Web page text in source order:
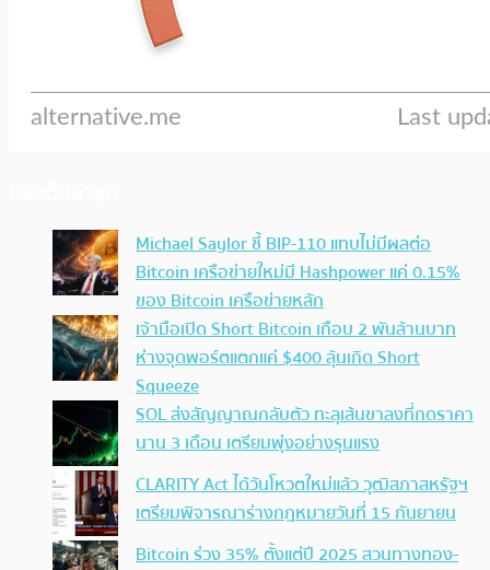
Michael Saylor ชี้ BIP-110 แทบไม่มีผลต่อ
Bitcoin เครือข่ายใหม่มี Hashpower แค่ 0.15%
ของ Bitcoin เครือข่ายหลัก
เจ้ามือเปิด Short Bitcoin เกือบ 2 พันล้านบาท
ห่างจุดพอร์ตแตกแค่ $400 ลุ้นเกิด Short
Squeeze
SOL ส่งสัญญาณกลับตัว ทะลุเส้นขาลงที่กดราคา
นาน 3 เดือน เตรียมพุ่งอย่างรุนแรง
CLARITY Act ได้วันโหวตใหม่แล้ว วุฒิสภาสหรัฐฯ
เตรียมพิจารณาร่างกฎหมายวันที่ 15 กันยายน
Bitcoin ร่วง 35% ตั้งแต่ปี 2025 สวนทางทอง-